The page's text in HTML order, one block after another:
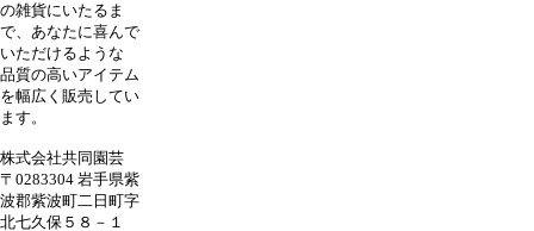
の雑貨にいたるま
で、あなたに喜んで
いただけるような
品質の高いアイテム
を幅広く販売してい
ます。
株式会社共同園芸
〒0283304 岩手県紫
波郡紫波町二日町字
北七久保５８－１